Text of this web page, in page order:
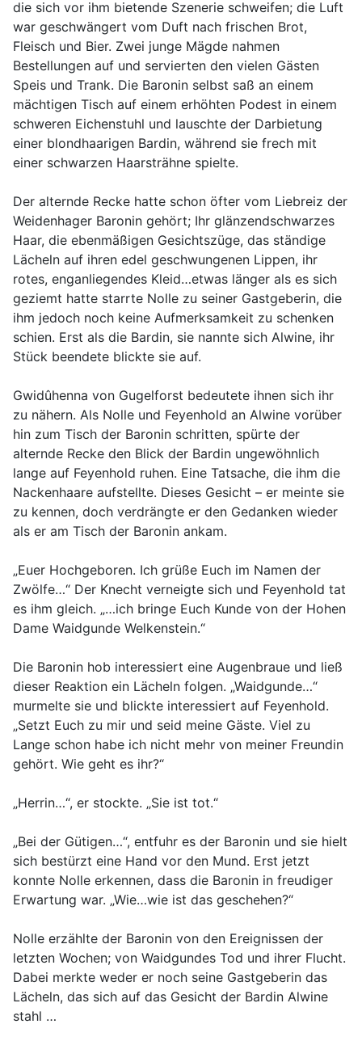
die sich vor ihm bietende Szenerie schweifen; die Luft
war geschwängert vom Duft nach frischen Brot,
Fleisch und Bier. Zwei junge Mägde nahmen
Bestellungen auf und servierten den vielen Gästen
Speis und Trank. Die Baronin selbst saß an einem
mächtigen Tisch auf einem erhöhten Podest in einem
schweren Eichenstuhl und lauschte der Darbietung
einer blondhaarigen Bardin, während sie frech mit
einer schwarzen Haarsträhne spielte.
Der alternde Recke hatte schon öfter vom Liebreiz der
Weidenhager Baronin gehört; Ihr glänzendschwarzes
Haar, die ebenmäßigen Gesichtszüge, das ständige
Lächeln auf ihren edel geschwungenen Lippen, ihr
rotes, enganliegendes Kleid…etwas länger als es sich
geziemt hatte starrte Nolle zu seiner Gastgeberin, die
ihm jedoch noch keine Aufmerksamkeit zu schenken
schien. Erst als die Bardin, sie nannte sich Alwine, ihr
Stück beendete blickte sie auf.
Gwidûhenna von Gugelforst bedeutete ihnen sich ihr
zu nähern. Als Nolle und Feyenhold an Alwine vorüber
hin zum Tisch der Baronin schritten, spürte der
alternde Recke den Blick der Bardin ungewöhnlich
lange auf Feyenhold ruhen. Eine Tatsache, die ihm die
Nackenhaare aufstellte. Dieses Gesicht – er meinte sie
zu kennen, doch verdrängte er den Gedanken wieder
als er am Tisch der Baronin ankam.
„Euer Hochgeboren. Ich grüße Euch im Namen der
Zwölfe…“ Der Knecht verneigte sich und Feyenhold tat
es ihm gleich. „…ich bringe Euch Kunde von der Hohen
Dame Waidgunde Welkenstein.“
Die Baronin hob interessiert eine Augenbraue und ließ
dieser Reaktion ein Lächeln folgen. „Waidgunde…“
murmelte sie und blickte interessiert auf Feyenhold.
„Setzt Euch zu mir und seid meine Gäste. Viel zu
Lange schon habe ich nicht mehr von meiner Freundin
gehört. Wie geht es ihr?“
„Herrin…“, er stockte. „Sie ist tot.“
„Bei der Gütigen…“, entfuhr es der Baronin und sie hielt
sich bestürzt eine Hand vor den Mund. Erst jetzt
konnte Nolle erkennen, dass die Baronin in freudiger
Erwartung war. „Wie…wie ist das geschehen?“
Nolle erzählte der Baronin von den Ereignissen der
letzten Wochen; von Waidgundes Tod und ihrer Flucht.
Dabei merkte weder er noch seine Gastgeberin das
Lächeln, das sich auf das Gesicht der Bardin Alwine
stahl …